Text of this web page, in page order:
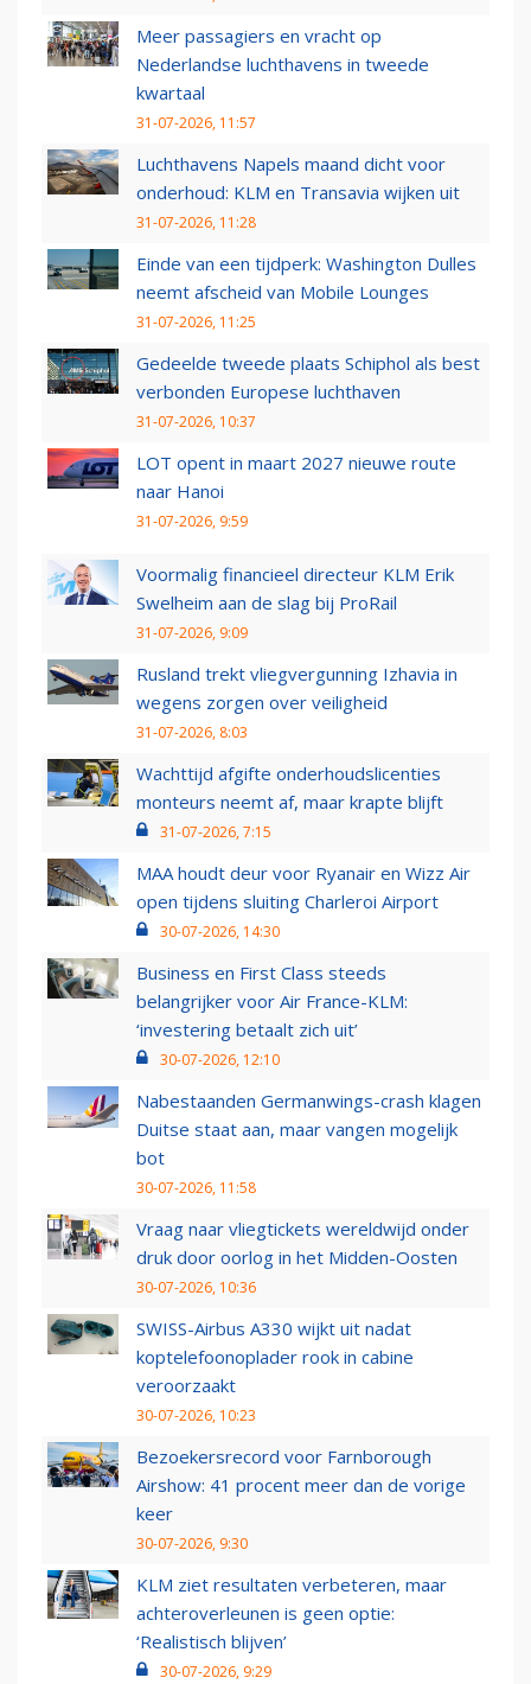
Meer passagiers en vracht op
Nederlandse luchthavens in tweede
kwartaal
31-07-2026, 11:57
Luchthavens Napels maand dicht voor
onderhoud: KLM en Transavia wijken uit
31-07-2026, 11:28
Einde van een tijdperk: Washington Dulles
neemt afscheid van Mobile Lounges
31-07-2026, 11:25
Gedeelde tweede plaats Schiphol als best
verbonden Europese luchthaven
31-07-2026, 10:37
LOT opent in maart 2027 nieuwe route
naar Hanoi
31-07-2026, 9:59
Voormalig financieel directeur KLM Erik
Swelheim aan de slag bij ProRail
31-07-2026, 9:09
Rusland trekt vliegvergunning Izhavia in
wegens zorgen over veiligheid
31-07-2026, 8:03
Wachttijd afgifte onderhoudslicenties
monteurs neemt af, maar krapte blijft
31-07-2026, 7:15
MAA houdt deur voor Ryanair en Wizz Air
open tijdens sluiting Charleroi Airport
30-07-2026, 14:30
Business en First Class steeds
belangrijker voor Air France-KLM:
‘investering betaalt zich uit’
30-07-2026, 12:10
Nabestaanden Germanwings-crash klagen
Duitse staat aan, maar vangen mogelijk
bot
30-07-2026, 11:58
Vraag naar vliegtickets wereldwijd onder
druk door oorlog in het Midden-Oosten
30-07-2026, 10:36
SWISS-Airbus A330 wijkt uit nadat
koptelefoonoplader rook in cabine
veroorzaakt
30-07-2026, 10:23
Bezoekersrecord voor Farnborough
Airshow: 41 procent meer dan de vorige
keer
30-07-2026, 9:30
KLM ziet resultaten verbeteren, maar
achteroverleunen is geen optie:
‘Realistisch blijven’
30-07-2026, 9:29